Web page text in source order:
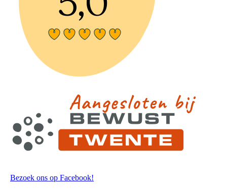
Bezoek ons op Facebook!